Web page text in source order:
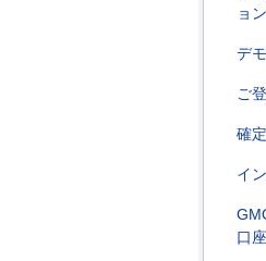
ョ
デ
ご
確
イ
口